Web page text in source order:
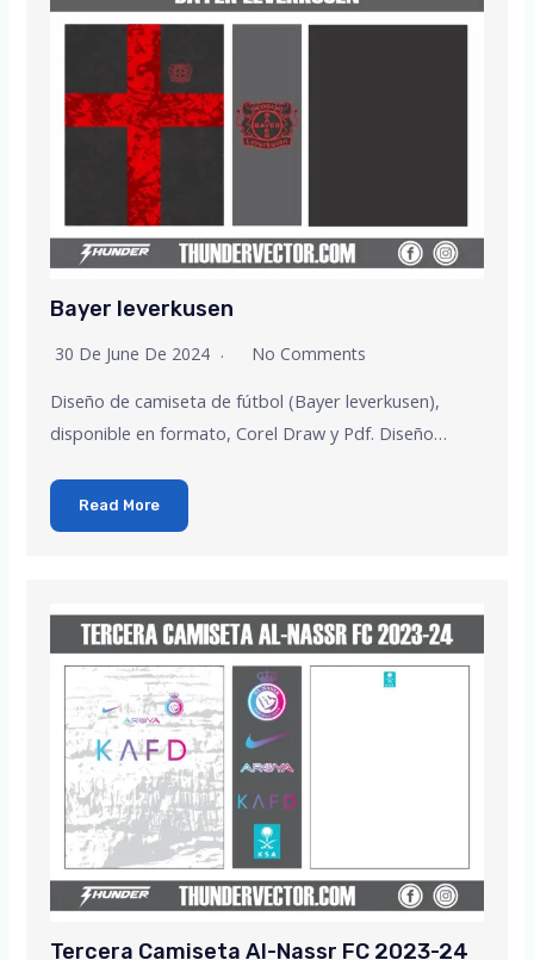
Bayer leverkusen
30 De June De 2024 No Comments
Diseño de camiseta de fútbol (Bayer leverkusen),
disponible en formato, Corel Draw y Pdf. Diseño…
Read More
Tercera Camiseta Al-Nassr FC 2023-24